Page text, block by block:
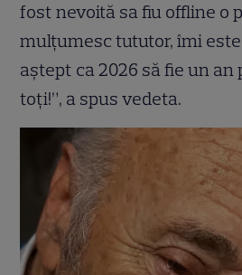
fost nevoită sa fiu offline o
mulțumesc tututor, îmi
aștept ca 2026 să fie un
toți!”, a spus vedeta.